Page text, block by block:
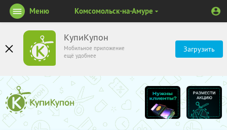
КупиКупон
Мобильное приложение
ещё удобнее
Загрузить
Меню Комсомольск-на-Амуре